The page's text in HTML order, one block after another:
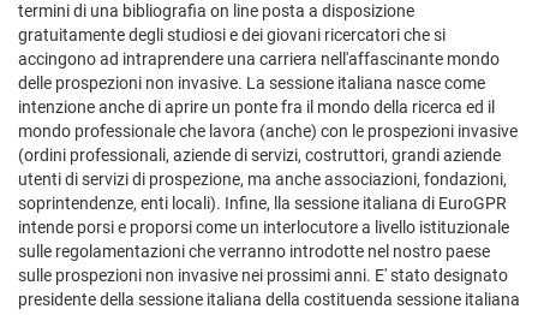
termini di una bibliografia on line posta a disposizione
gratuitamente degli studiosi e dei giovani ricercatori che si
accingono ad intraprendere una carriera nell'affascinante mondo
delle prospezioni non invasive. La sessione italiana nasce come
intenzione anche di aprire un ponte fra il mondo della ricerca ed il
mondo professionale che lavora (anche) con le prospezioni invasive
(ordini professionali, aziende di servizi, costruttori, grandi aziende
utenti di servizi di prospezione, ma anche associazioni, fondazioni,
soprintendenze, enti locali). Infine, lla sessione italiana di EuroGPR
intende porsi e proporsi come un interlocutore a livello istituzionale
sulle regolamentazioni che verranno introdotte nel nostro paese
sulle prospezioni non invasive nei prossimi anni. E' stato designato
presidente della sessione italiana della costituenda sessione italiana